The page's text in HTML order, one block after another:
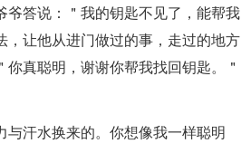
爷答说：＂我的钥匙不见了，能帮我
让他从进门做过的事，走过的地方
真聪明，谢谢你帮我找回钥匙。＂
汗水换来的。你想像我一样聪明